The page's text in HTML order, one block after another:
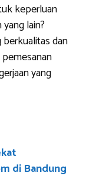
keperluan
lain?
dan
yang
di Bandung